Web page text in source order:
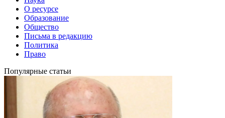
О ресурсе
Образование
Общество
Письма в редакцию
Политика
Право
Популярные статьи